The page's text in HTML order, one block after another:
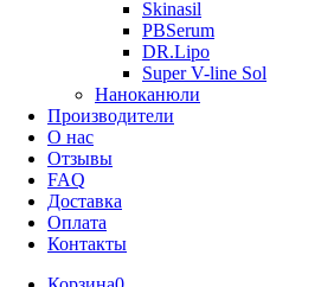
Skinasil
PBSerum
DR.Lipo
Super V-line Sol
Наноканюли
Производители
О нас
Отзывы
FAQ
Доставка
Оплата
Контакты